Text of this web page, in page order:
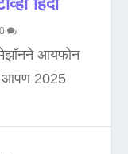
0
आयफोन
आपण 2025